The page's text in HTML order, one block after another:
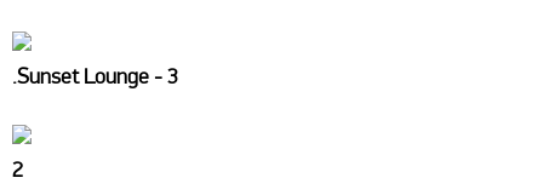
.Sunset Lounge - 3
2